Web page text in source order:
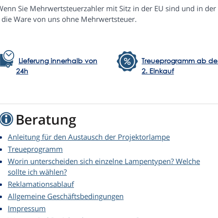
Sie Mehrwertsteuerzahler mit Sitz in der EU sind und in
die Ware von uns ohne Mehrwertsteuer.
Lieferung innerhalb von
24h
Treueprogramm ab
2. Einkauf
Beratung
Anleitung für den Austausch der Projektorlampe
Treueprogramm
Worin unterscheiden sich einzelne Lampentypen? Welche
sollte ich wählen?
Reklamationsablauf
Allgemeine Geschäftsbedingungen
Impressum